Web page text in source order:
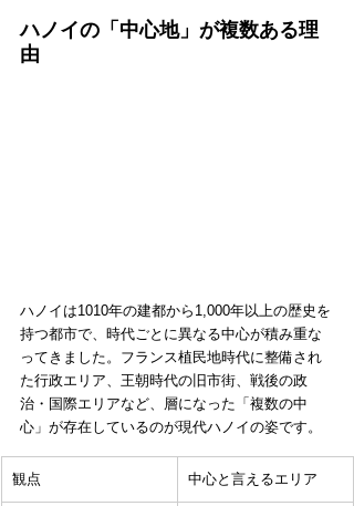
ハノイの「中心地」が複数ある理
由
ハノイは1010年の建都から1,000年以上の歴史を
持つ都市で、時代ごとに異なる中心が積み重な
ってきました。フランス植民地時代に整備され
た行政エリア、王朝時代の旧市街、戦後の政
治・国際エリアなど、層になった「複数の中
心」が存在しているのが現代ハノイの姿です。
観点 中心と言えるエリア